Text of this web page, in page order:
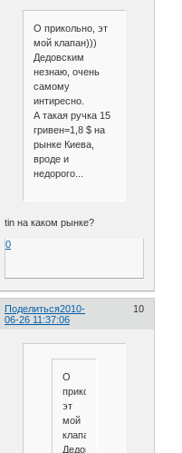
О прикольно, эт
мой клапан)))
Дедовским
незнаю, очень
самому
интиресно.
А такая ручка 15
гривен=1,8 $ на
рынке Киева,
вроде и
недорого...
tin на каком рынке?
0
Поделиться 10
2010-
06-26 11:37:06
О
прикольно,
эт
мой
клапан)))
Дедовским